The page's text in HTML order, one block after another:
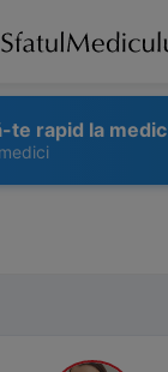
te rapid la medic